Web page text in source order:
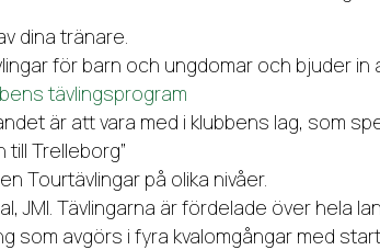
dina tränare.
för barn och ungdomar och bjuder
tävlingsprogram
är att vara med i klubbens lag, som
till Trelleborg”
Tourtävlingar på olika nivåer.
JMI. Tävlingarna är fördelade över hela
som avgörs i fyra kvalomgångar med